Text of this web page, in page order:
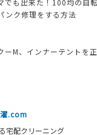
でも出来た！100均の自
ンク修理をする方法
ーM、インナーテントを
濯.com
宅配クリーニング